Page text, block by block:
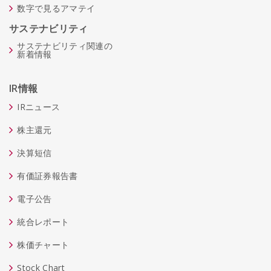
数字で見るアマテイ
サステナビリティ
サステナビリティ関連の
新着情報
IR情報
IRニュース
株主還元
決算短信
有価証券報告書
電子公告
統合レポート
株価チャート
Stock Chart